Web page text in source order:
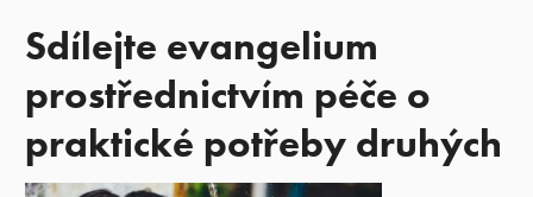
Sdílejte evangelium
prostřednictvím péče o
praktické potřeby druhých